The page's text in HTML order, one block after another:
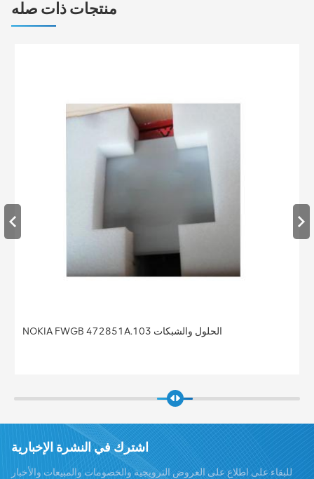
منتجات ذات صله
NOKIA FWGB 472851A.103 الحلول والشبكات
اشترك في النشرة الإخبارية
للبقاء على اطلاع على العروض الترويجية والخصومات والمبيعات والأخبار